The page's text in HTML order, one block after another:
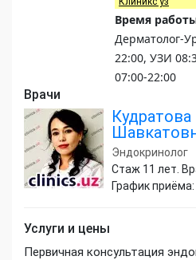
Время
Дерматолог-
22:00, УЗИ
07:00-22:00
Врачи
Эндокринолог
Стаж 11 лет.
График
Услуги и цены
Первичная консультация